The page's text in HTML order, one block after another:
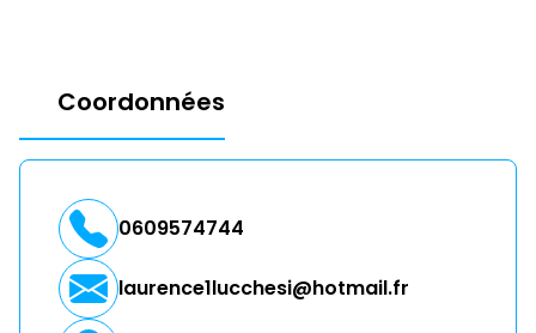
Coordonnées
0609574744
laurence1lucchesi@hotmail.fr